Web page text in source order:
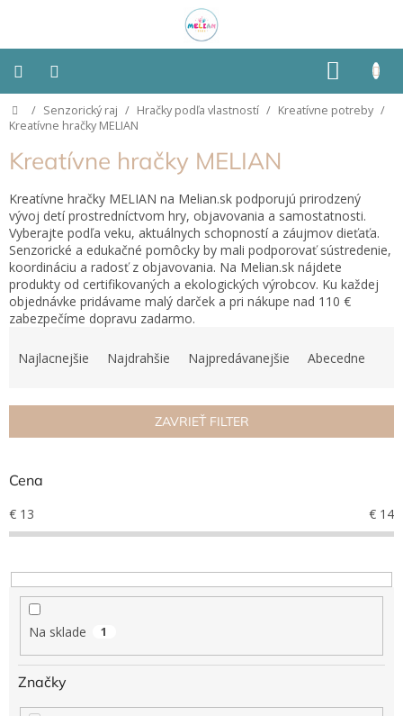
KOŠÍK
Montessori
Detská
izba
Senzorické
pomôcky
Hračky
podľa
typu
Hračky
podľa
podľa
podľa
príležitosti
Značky
Senzorický
raj
Prihlásenie
Domov
/ Senzorický raj / Hračky podľa vlastností / Kreatívne potreby /
Kreatívne hračky MELIAN
Kreatívne hračky MELIAN
Kreatívne hračky MELIAN na Melian.sk podporujú prirodzený
vývoj detí prostredníctvom hry, objavovania a samostatnosti.
Vyberajte podľa veku, aktuálnych schopností a záujmov dieťaťa.
Senzorické a edukačné pomôcky by mali podporovať sústredenie,
koordináciu a radosť z objavovania. Na Melian.sk nájdete
produkty od certifikovaných a ekologických výrobcov. Ku každej
objednávke pridávame malý darček a pri nákupe nad 110 €
zabezpečíme dopravu zadarmo.
i
p
o
d
k
t
Najlacnejšie Najdrahšie Najpredávanejšie Abecedne
ZAVRIEŤ FILTER
Cena
€ 13 € 14
Na sklade 1
Značky